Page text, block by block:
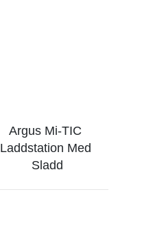
Argus Mi-TIC
Laddstation Med
Sladd